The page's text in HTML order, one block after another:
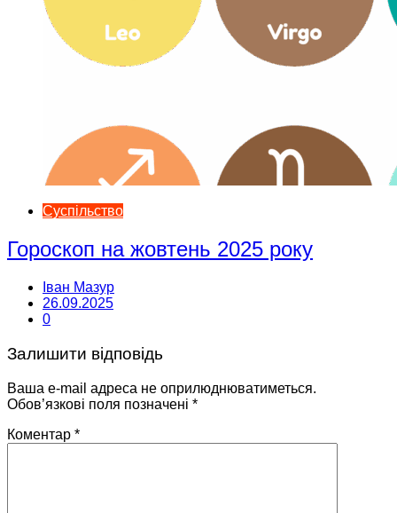
Суспільство
Гороскоп на жовтень 2025 року
Іван Мазур
26.09.2025
0
Залишити відповідь
Ваша e-mail адреса не оприлюднюватиметься.
Обов’язкові поля позначені *
Коментар *